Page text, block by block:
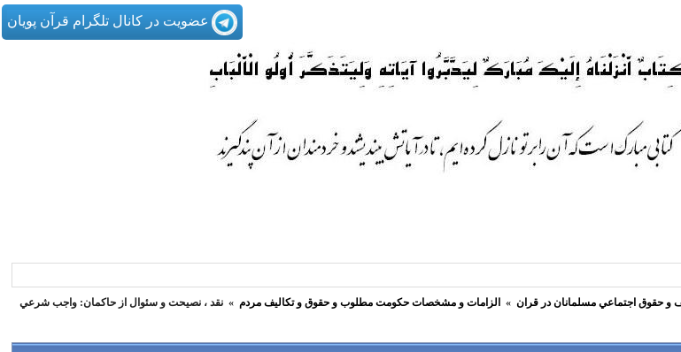
عضویت در کانال تلگرام قرآن پویان
و حقوق اجتماعي مسلمانان در قران » الزامات و مشخصات حكومت مطلوب و حقوق و تكاليف مردم » نقد ، نصيحت و سئوال از حاكمان: واجب شرعي